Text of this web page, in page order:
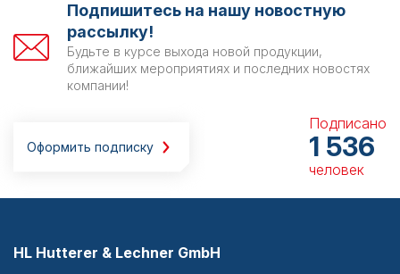
Подпишитесь на нашу новостную
рассылку!
Будьте в курсе выхода новой продукции,
ближайших мероприятиях и последних новостях
компании!
Оформить подписку
Подписано
1 536
человек
HL Hutterer & Lechner GmbH